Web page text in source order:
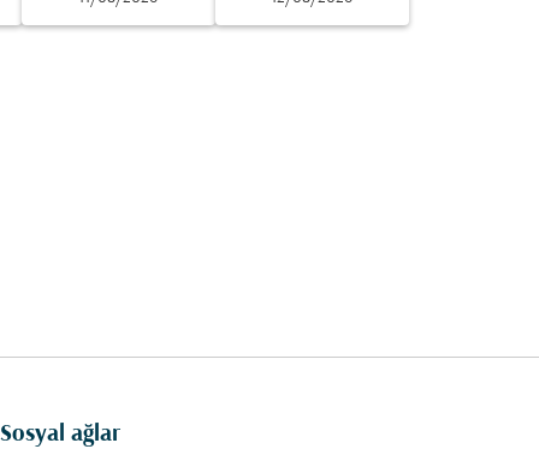
Sosyal ağlar